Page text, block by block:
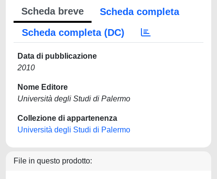
Scheda breve
Scheda completa
Scheda completa (DC)
Data di pubblicazione
2010
Nome Editore
Università degli Studi di Palermo
Collezione di appartenenza
Università degli Studi di Palermo
File in questo prodotto: